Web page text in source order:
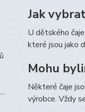
Jak
U dětského
které jsou jako
Mohu
Některé čaje
výrobce. Vždy